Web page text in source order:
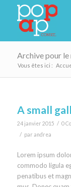
Archive pour
Vous êtes ici :
A small
24 janvier 2015 / 0
/ par andrea
Lorem ipsum
commodo ligula
penatibus et